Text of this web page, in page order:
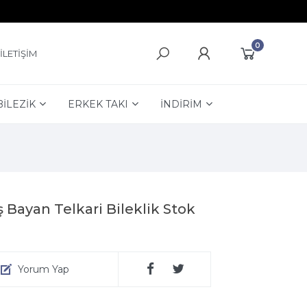
İLETİŞİM
0
ERKEK TAKI İNDİRİM
Bayan Telkari Bileklik Stok
Yorum Yap